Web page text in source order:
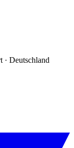
· Deutschland